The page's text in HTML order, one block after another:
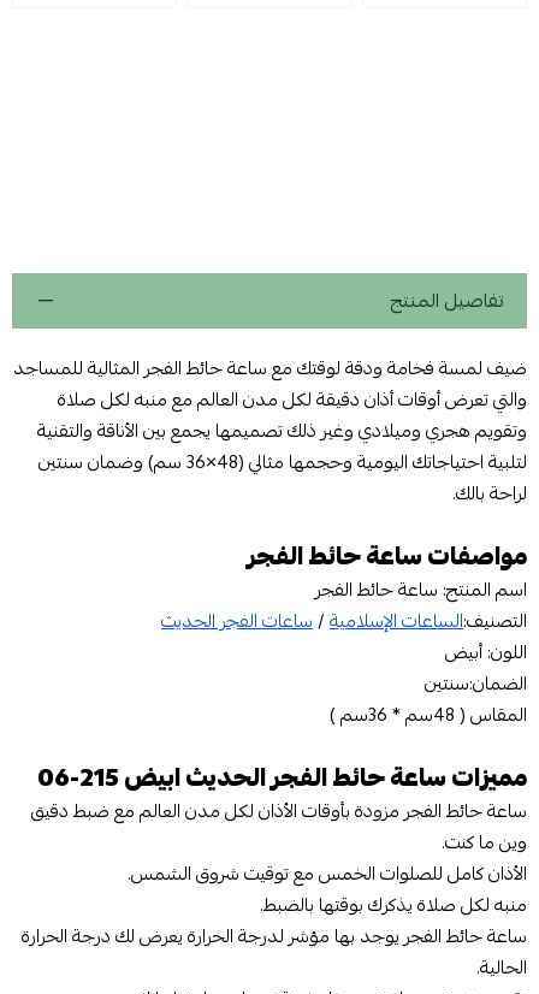
تفاصيل المنتج
ضيف لمسة فخامة ودقة لوقتك مع ساعة حائط الفجر المثالية للمساجد
والتي تعرض أوقات أذان دقيقة لكل مدن العالم مع منبه لكل صلاة
وتقويم هجري وميلادي وغير ذلك تصميمها يجمع بين الأناقة والتقنية
لتلبية احتياجاتك اليومية وحجمها مثالي (48×36 سم) وضمان سنتين
لراحة بالك.
مواصفات ساعة حائط الفجر
اسم المنتج: ساعة حائط الفجر
التصنيف:الساعات الإسلامية/ساعات الفجر الحديث
اللون: أبيض
الضمان:سنتين
المقاس ( 48سم * 36سم )
مميزات ساعة حائط الفجر الحديث ابيض 215-06
ساعة حائط الفجر مزودة بأوقات الأذان لكل مدن العالم مع ضبط دقيق
وين ما كنت.
الأذان كامل للصلوات الخمس مع توقيت شروق الشمس.
منبه لكل صلاة يذكرك بوقتها بالضبط.
ساعة حائط الفجر يوجد بها مؤشر لدرجة الحرارة يعرض لك درجة الحرارة
الحالية.